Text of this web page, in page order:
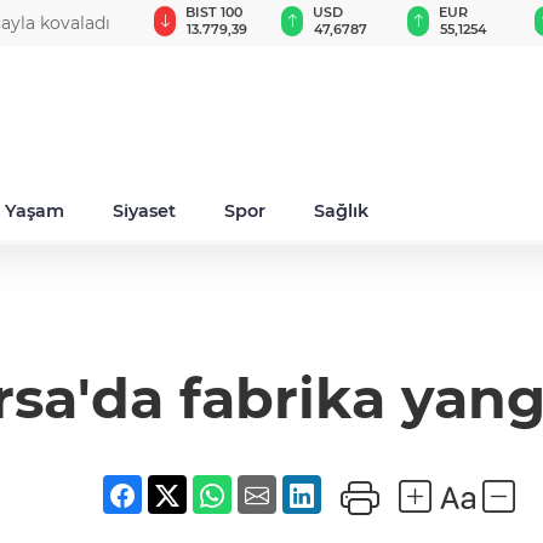
kovaladı
GAU/TRY
6.660,55
BIST 100
13.779,39
USD
47,6787
EUR
55,1254
Yaşam Siyaset Spor Sağlık
fabrika